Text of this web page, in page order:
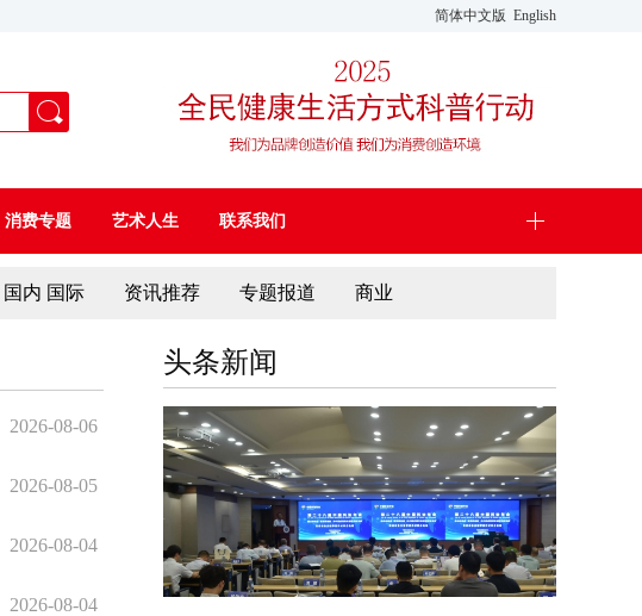
简体中文版 English
消费专题 艺术人生 联系我们
国内 国际 资讯推荐 专题报道 商业
头条新闻
2026-08-06
2026-08-05
2026-08-04
2026-08-04